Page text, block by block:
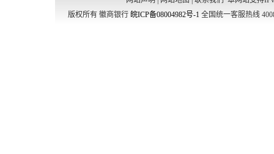
版权所有 徽商银行 皖ICP备08004982号-1 全国统一客服热线